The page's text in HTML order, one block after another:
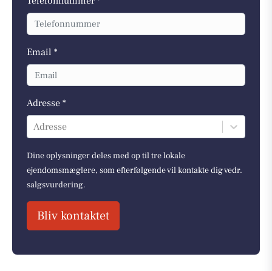
Email *
Adresse *
Adresse
Dine oplysninger deles med op til tre lokale
ejendomsmæglere, som efterfølgende vil kontakte dig vedr.
salgsvurdering.
Bliv kontaktet